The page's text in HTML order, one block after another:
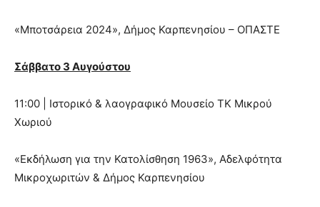
«Μποτσάρεια 2024», Δήμος Καρπενησίου – ΟΠΑΣΤΕ
Σάββατο 3 Αυγούστου
11:00 | Ιστορικό & λαογραφικό Μουσείο ΤΚ Μικρού
Χωριού
«Εκδήλωση για την Κατολίσθηση 1963», Αδελφότητα
Μικροχωριτών & Δήμος Καρπενησίου